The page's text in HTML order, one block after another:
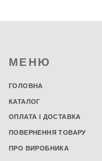
МЕНЮ
ГОЛОВНА
КАТАЛОГ
ОПЛАТА І ДОСТАВКА
ПОВЕРНЕННЯ ТОВАРУ
ПРО ВИРОБНИКА